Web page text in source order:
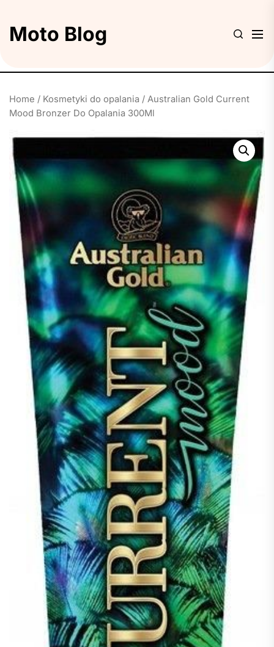
Moto Blog
Home / Kosmetyki do opalania / Australian Gold Current
Mood Bronzer Do Opalania 300Ml